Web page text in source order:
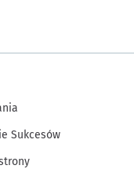
Sukcesów